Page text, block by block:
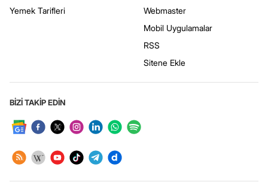
Yemek Tarifleri
Webmaster
Mobil Uygulamalar
RSS
Sitene Ekle
BİZİ TAKİP EDİN